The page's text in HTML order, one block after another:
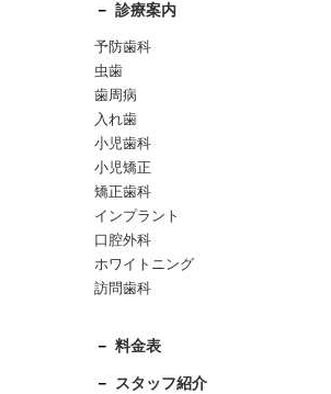
診療案内
予防歯科
虫歯
歯周病
入れ歯
小児歯科
小児矯正
矯正歯科
インプラント
口腔外科
ホワイトニング
訪問歯科
料金表
スタッフ紹介